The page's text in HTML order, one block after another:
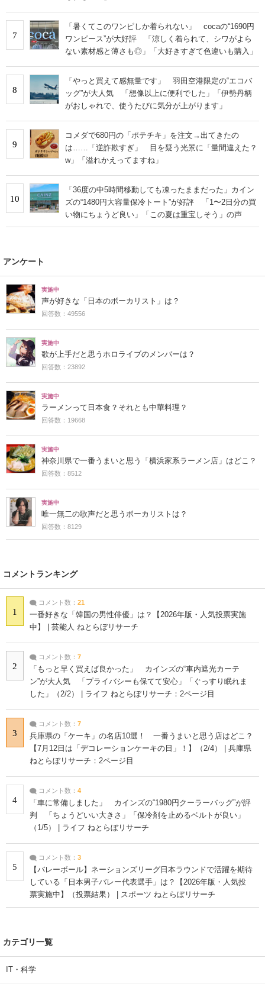
7
「暑くてこのワンピしか着られない」 cocaの“1690円
ワンピース”が大好評 「涼しく着られて、シワがよら
ない素材感と薄さも◎」「大好きすぎて色違いも購入」
8
「やっと買えて感無量です」 羽田空港限定の“エコバ
ッグ”が大人気 「想像以上に便利でした」「伊勢丹柄
がおしゃれで、使うたびに気分が上がります」
9
コメダで680円の「ポテチキ」を注文→出てきたの
は……「逆詐欺すぎ」 目を疑う光景に「量間違えた？
w」「溢れかえってますね」
10
「36度の中5時間移動しても凍ったままだった」カイン
ズの“1480円大容量保冷トート”が好評 「1〜2日分の買
い物にちょうど良い」「この夏は重宝しそう」の声
アンケート
実施中
声が好きな「日本のボーカリスト」は？
回答数：49556
実施中
歌が上手だと思うホロライブのメンバーは？
回答数：23892
実施中
ラーメンって日本食？それとも中華料理？
回答数：19668
実施中
神奈川県で一番うまいと思う「横浜家系ラーメン店」はどこ？
回答数：8512
実施中
唯一無二の歌声だと思うボーカリストは？
回答数：8129
コメントランキング
1
コメント数： 21
一番好きな「韓国の男性俳優」は？【2026年版・人気投票実施
中】 | 芸能人 ねとらぼリサーチ
2
コメント数： 7
「もっと早く買えば良かった」 カインズの“車内遮光カーテ
ン”が大人気 「プライバシーも保てて安心」「ぐっすり眠れま
した」（2/2） | ライフ ねとらぼリサーチ：2ページ目
3
コメント数： 7
兵庫県の「ケーキ」の名店10選！ 一番うまいと思う店はどこ？
【7月12日は「デコレーションケーキの日」！】（2/4） | 兵庫県
ねとらぼリサーチ：2ページ目
4
コメント数： 4
「車に常備しました」 カインズの“1980円クーラーバッグ”が評
判 「ちょうどいい大きさ」「保冷剤を止めるベルトが良い」
（1/5） | ライフ ねとらぼリサーチ
5
コメント数： 3
【バレーボール】ネーションズリーグ日本ラウンドで活躍を期待
している「日本男子バレー代表選手」は？【2026年版・人気投
票実施中】（投票結果） | スポーツ ねとらぼリサーチ
カテゴリ一覧
IT・科学